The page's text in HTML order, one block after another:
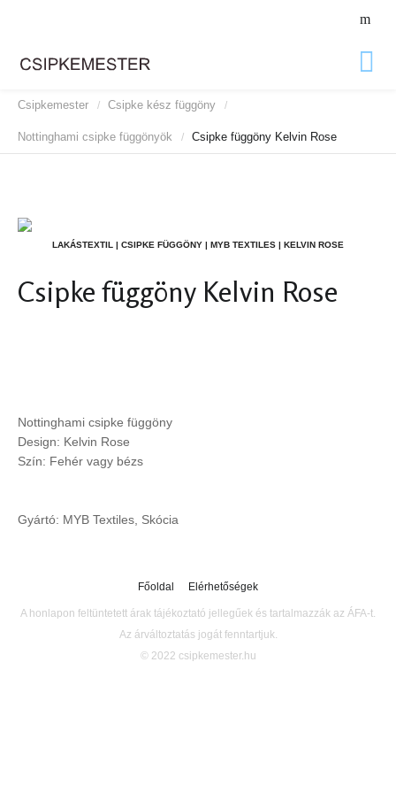
Csipkemester / Csipke kész függöny /
Nottinghami csipke függönyök / Csipke függöny Kelvin Rose
LAKÁSTEXTIL | CSIPKE FÜGGÖNY | MYB TEXTILES | KELVIN ROSE
Csipke függöny Kelvin Rose
Nottinghami csipke függöny
Design: Kelvin Rose
Szín: Fehér vagy bézs
Gyártó: MYB Textiles, Skócia
Főoldal Elérhetőségek
A honlapon feltüntetett árak tájékoztató jellegűek és tartalmazzák az ÁFA-t.
Az árváltoztatás jogát fenntartjuk.
© 2022 csipkemester.hu